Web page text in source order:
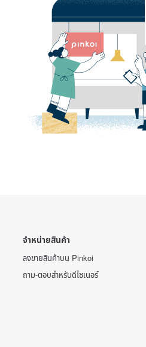
จำหน่ายสินค้า
ลงขายสินค้าบน Pinkoi
ถาม-ตอบสำหรับดีไซเนอร์